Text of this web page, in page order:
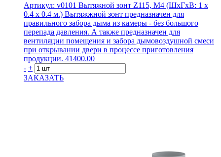
Артикул: v0101 Вытяжной зонт Z115, М4 (ШхГхВ: 1 х
0.4 х 0.4 м.) Вытяжжной зонт предназначен для
правильного забора дыма из камеры - без большого
перепада давления. А также предназначен для
вентиляции помещения и забора дымовоздушной смеси
при открывании двери в процессе приготовления
продукции. 41400.00
- +
ЗАКАЗАТЬ